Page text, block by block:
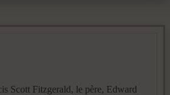
Scott Fitzgerald, le père, Edward